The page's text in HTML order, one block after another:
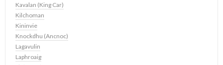
Kavalan (King Car)
Kilchoman
Kininvie
Knockdhu (Ancnoc)
Lagavulin
Laphroaig